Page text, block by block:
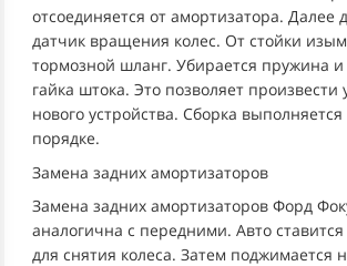
отсоединяется от амортизатора. Далее
датчик вращения колес. От стойки
тормозной шланг. Убирается пружина и
гайка штока. Это позволяет произвести
нового устройства. Сборка
порядке.
Замена задних амортизаторов
Замена задних амортизаторов Форд
аналогична с передними. Авто
для снятия колеса. Затем поджимается